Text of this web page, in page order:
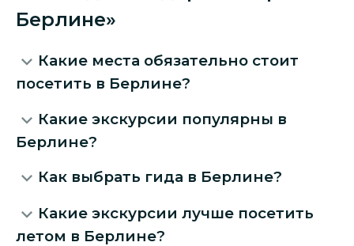
Берлине»
Какие места обязательно стоит
посетить в Берлине?
Какие экскурсии популярны в
Берлине?
Как выбрать гида в Берлине?
Какие экскурсии лучше посетить
летом в Берлине?